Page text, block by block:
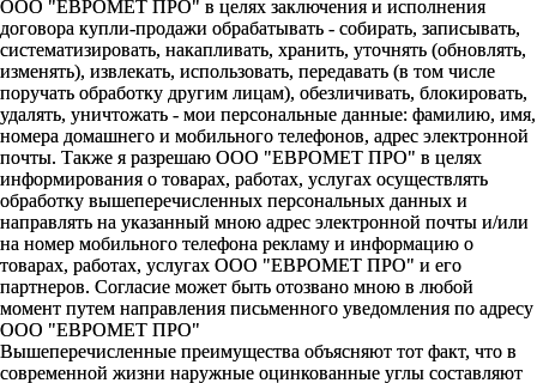
ООО "ЕВРОМЕТ ПРО" в целях заключения и исполнения
договора купли-продажи обрабатывать - собирать, записывать,
систематизировать, накапливать, хранить, уточнять (обновлять,
изменять), извлекать, использовать, передавать (в том числе
поручать обработку другим лицам), обезличивать, блокировать,
удалять, уничтожать - мои персональные данные: фамилию, имя,
номера домашнего и мобильного телефонов, адрес электронной
почты. Также я разрешаю ООО "ЕВРОМЕТ ПРО" в целях
информирования о товарах, работах, услугах осуществлять
обработку вышеперечисленных персональных данных и
направлять на указанный мною адрес электронной почты и/или
на номер мобильного телефона рекламу и информацию о
товарах, работах, услугах ООО "ЕВРОМЕТ ПРО" и его
партнеров. Согласие может быть отозвано мною в любой
момент путем направления письменного уведомления по адресу
ООО "ЕВРОМЕТ ПРО"
Вышеперечисленные преимущества объясняют тот факт, что в
современной жизни наружные оцинкованные углы составляют